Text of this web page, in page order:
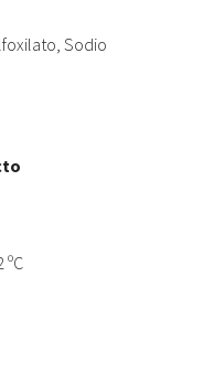
Sodio